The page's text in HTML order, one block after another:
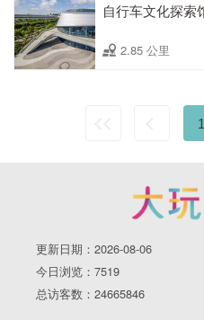
自行车文化探索
2.85 公里
1
更新日期：2026-08-06
今日浏览：7519
总访客数：24665846